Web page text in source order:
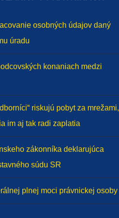
osobných údajov daný
úradu
konaniach medzi
riskujú pobyt za mrežami,
im aj tak radi zaplatia
zákonníka deklarujúca
súdu SR
plnej moci právnickej osoby